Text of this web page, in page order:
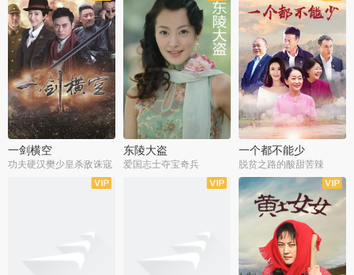
一剑横空
功夫硬汉樊少皇杀敌诛寇
东陵大盗
爱国志士夺宝奇兵
一个都不能少
脱贫之路的酸甜苦辣
全23集